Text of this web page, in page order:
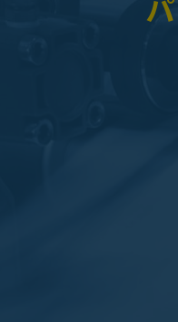
【ブック型化粧
包装・パッケー
【エタニティリ
小ロット対応可
医薬品向けパッ